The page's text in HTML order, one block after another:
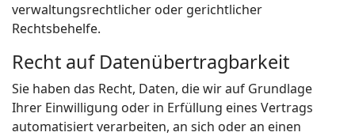
verwaltungsrechtlicher oder gerichtlicher
Rechtsbehelfe.
Recht auf Daten­übertrag­barkeit
Sie haben das Recht, Daten, die wir auf Grundlage
Ihrer Einwilligung oder in Erfüllung eines Vertrags
automatisiert verarbeiten, an sich oder an einen